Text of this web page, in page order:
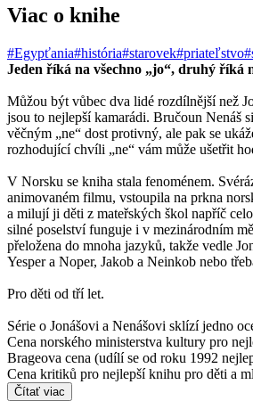
Viac o knihe
#Egypťania#história#starovek#priateľstvo
Jeden říká na všechno „jo“, druhý říká
Můžou být vůbec dva lidé rozdílnější než
jsou to nejlepší kamarádi. Bručoun Nenáš
věčným „ne“ dost protivný, ale pak se
rozhodující chvíli „ne“ vám může ušetřit
V Norsku se kniha stala fenoménem.
animovaném filmu, vstoupila na prkna
a milují ji děti z mateřských škol napříč
silné poselství funguje i v mezinárodním
přeložena do mnoha jazyků, takže vedle
Yesper a Noper, Jakob a Neinkob nebo
Pro děti od tří let.
Série o Jonášovi a Nenášovi sklízí jedno
Cena norského ministerstva kultury pro
Brageova cena (udílí se od roku 1992
Cena kritiků pro nejlepší knihu pro děti a
Čítať viac